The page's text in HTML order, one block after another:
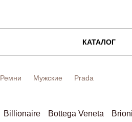
КАТАЛОГ
Ремни Мужские Prada
Billionaire Bottega Veneta Brioni